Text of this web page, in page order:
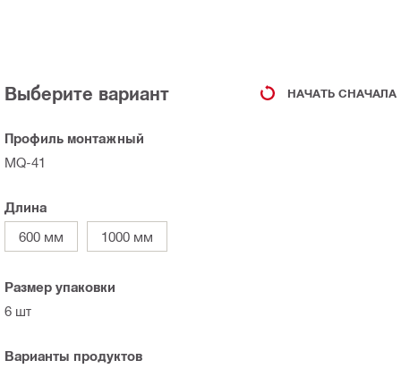
Выберите вариант НАЧАТЬ СНАЧАЛА
Профиль монтажный
MQ-41
Длина
600 мм
1000 мм
Размер упаковки
6 шт
Варианты продуктов